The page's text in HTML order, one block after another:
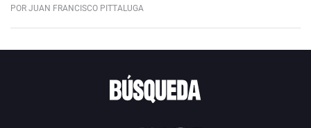
POR JUAN FRANCISCO PITTALUGA